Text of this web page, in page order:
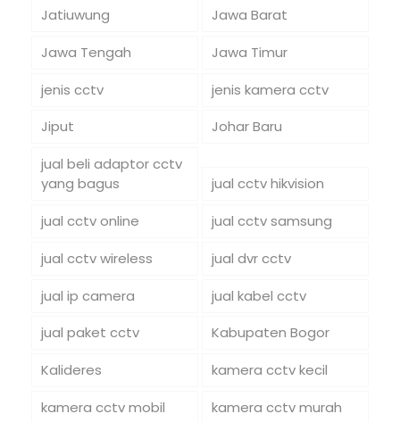
Jatiuwung
Jawa Barat
Jawa Tengah
Jawa Timur
jenis cctv
jenis kamera cctv
Jiput
Johar Baru
jual beli adaptor cctv
yang bagus
jual cctv hikvision
jual cctv online
jual cctv samsung
jual cctv wireless
jual dvr cctv
jual ip camera
jual kabel cctv
jual paket cctv
Kabupaten Bogor
Kalideres
kamera cctv kecil
kamera cctv mobil
kamera cctv murah